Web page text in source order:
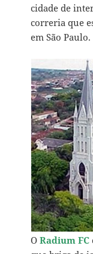
cidade de
correria que
em São Paulo.
ORadium FC